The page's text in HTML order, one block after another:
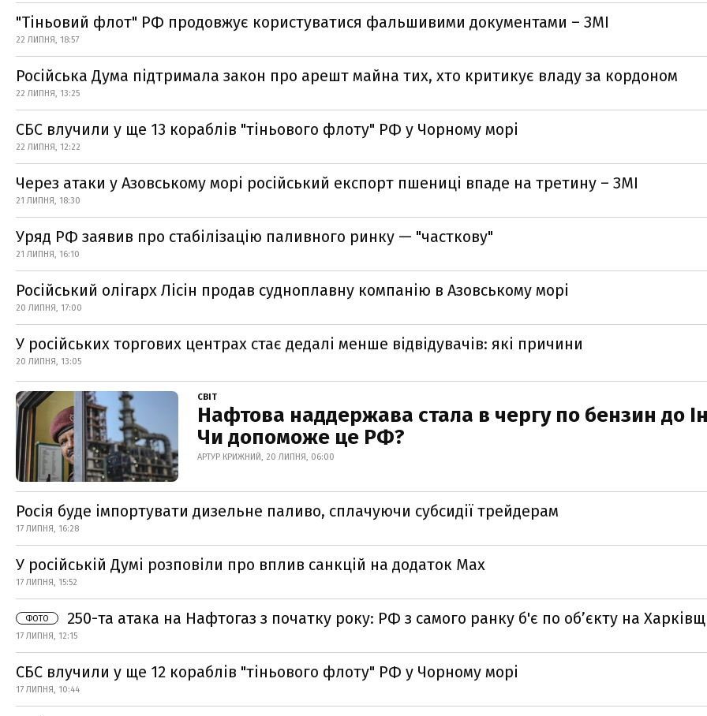
"Тіньовий флот" РФ продовжує користуватися фальшивими документами – ЗМІ
22 ЛИПНЯ, 18:57
Російська Дума підтримала закон про арешт майна тих, хто критикує владу за кордоном
22 ЛИПНЯ, 13:25
СБС влучили у ще 13 кораблів "тіньового флоту" РФ у Чорному морі
22 ЛИПНЯ, 12:22
Через атаки у Азовському морі російський експорт пшениці впаде на третину – ЗМІ
21 ЛИПНЯ, 18:30
Уряд РФ заявив про стабілізацію паливного ринку — "часткову"
21 ЛИПНЯ, 16:10
Російський олігарх Лісін продав судноплавну компанію в Азовському морі
20 ЛИПНЯ, 17:00
У російських торгових центрах стає дедалі менше відвідувачів: які причини
20 ЛИПНЯ, 13:05
СВІТ
Нафтова наддержава стала в чергу по бензин до
Чи допоможе це РФ?
АРТУР КРИЖНИЙ, 20 ЛИПНЯ, 06:00
Росія буде імпортувати дизельне паливо, сплачуючи субсидії трейдерам
17 ЛИПНЯ, 16:28
У російській Думі розповіли про вплив санкцій на додаток Мах
17 ЛИПНЯ, 15:52
ФОТО 250-та атака на Нафтогаз з початку року: РФ з самого ранку б'є по об’єкту на
17 ЛИПНЯ, 12:15
СБС влучили у ще 12 кораблів "тіньового флоту" РФ у Чорному морі
17 ЛИПНЯ, 10:44